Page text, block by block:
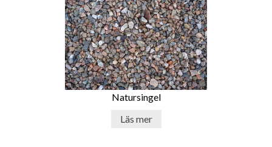
Natursingel
Läs mer